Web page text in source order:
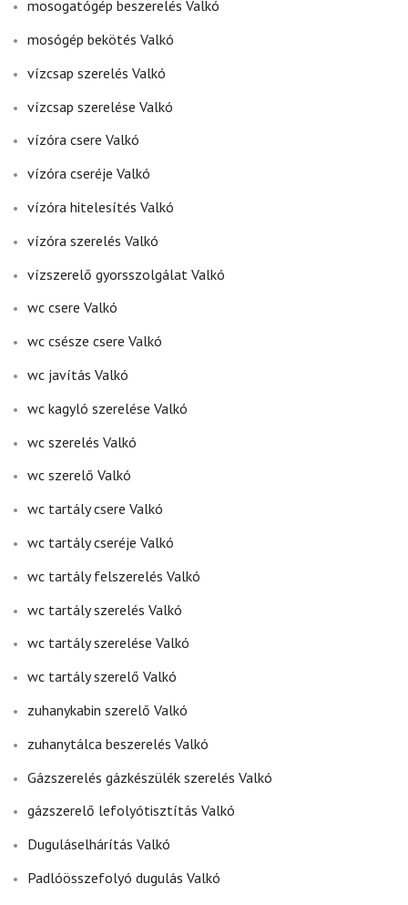
mosogatógép beszerelés Valkó
mosógép bekötés Valkó
vízcsap szerelés Valkó
vízcsap szerelése Valkó
vízóra csere Valkó
vízóra cseréje Valkó
vízóra hitelesítés Valkó
vízóra szerelés Valkó
vízszerelő gyorsszolgálat Valkó
wc csere Valkó
wc csésze csere Valkó
wc javítás Valkó
wc kagyló szerelése Valkó
wc szerelés Valkó
wc szerelő Valkó
wc tartály csere Valkó
wc tartály cseréje Valkó
wc tartály felszerelés Valkó
wc tartály szerelés Valkó
wc tartály szerelése Valkó
wc tartály szerelő Valkó
zuhanykabin szerelő Valkó
zuhanytálca beszerelés Valkó
Gázszerelés gázkészülék szerelés Valkó
gázszerelő lefolyótisztítás Valkó
Duguláselhárítás Valkó
Padlóösszefolyó dugulás Valkó